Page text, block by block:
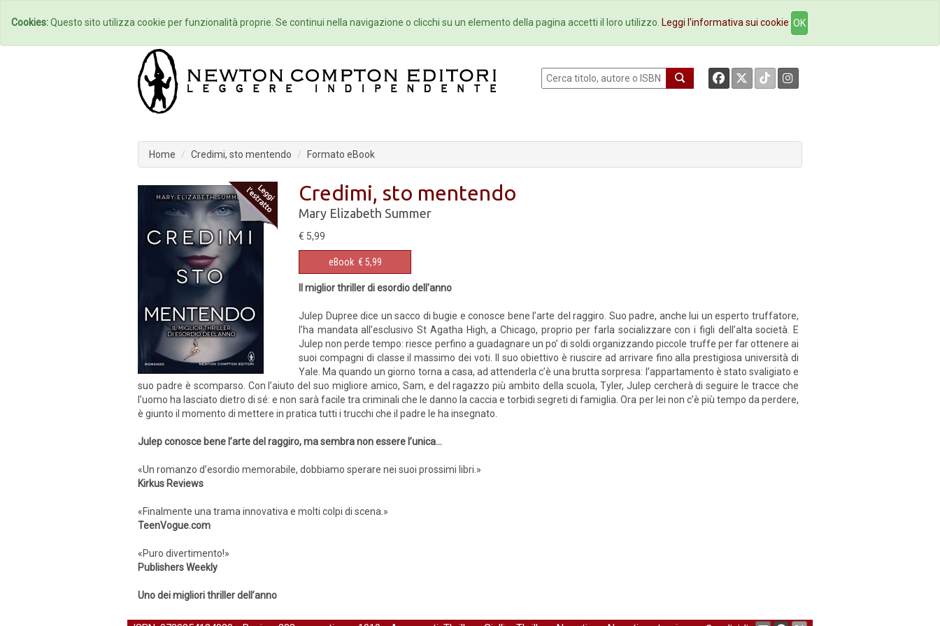
Home Autori Eventi Collane Newsletter Ebookstore Contatti
Home Credimi, sto mentendo Formato eBook
Credimi, sto mentendo
Mary Elizabeth Summer
€ 5,99
eBook € 5,99
Il miglior thriller di esordio dell'anno
Julep Dupree dice un sacco di bugie e conosce bene l’arte del raggiro. Suo padre, anche lui un esperto truffatore,
l’ha mandata all’esclusivo St Agatha High, a Chicago, proprio per farla socializzare con i figli dell’alta società. E
Julep non perde tempo: riesce perfino a guadagnare un po’ di soldi organizzando piccole truffe per far ottenere ai
suoi compagni di classe il massimo dei voti. Il suo obiettivo è riuscire ad arrivare fino alla prestigiosa università di
Yale. Ma quando un giorno torna a casa, ad attenderla c’è una brutta sorpresa: l’appartamento è stato svaligiato e
suo padre è scomparso. Con l’aiuto del suo migliore amico, Sam, e del ragazzo più ambito della scuola, Tyler, Julep cercherà di seguire le tracce che
l’uomo ha lasciato dietro di sé: e non sarà facile tra criminali che le danno la caccia e torbidi segreti di famiglia. Ora per lei non c’è più tempo da perdere,
è giunto il momento di mettere in pratica tutti i trucchi che il padre le ha insegnato.
Julep conosce bene l’arte del raggiro, ma sembra non essere l’unica…
«Un romanzo d’esordio memorabile, dobbiamo sperare nei suoi prossimi libri.»
Kirkus Reviews
«Finalmente una trama innovativa e molti colpi di scena.»
TeenVogue.com
«Puro divertimento!»
Publishers Weekly
Uno dei migliori thriller dell’anno
Cookies:Questo sito utilizza cookie per funzionalità proprie. Se continui nella navigazione o clicchi su un elemento della pagina accetti il loro utilizzo. Leggi l'informativa sui cookie OK